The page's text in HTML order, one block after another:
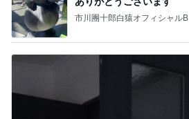
市川團十郎白猿オフィシャルB